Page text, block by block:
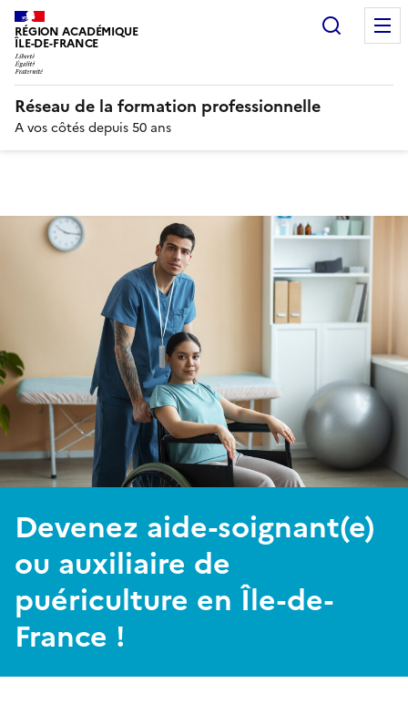
RÉGION ACADÉMIQUE
ÎLE-DE-FRANCE
Réseau de la formation professionnelle
A vos côtés depuis 50 ans
Devenez aide-soignant(e)
ou auxiliaire de
puériculture en Île-de-
France !